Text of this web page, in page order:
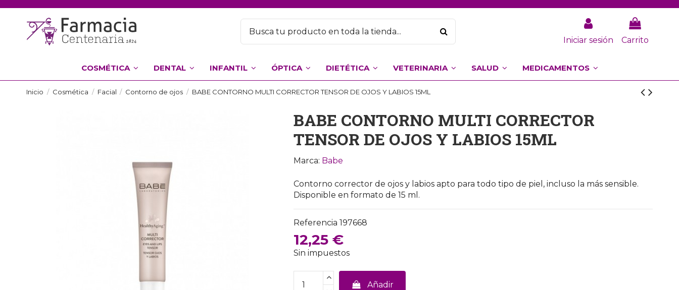
Iniciar sesión Carrito
COSMÉTICA DENTAL INFANTIL ÓPTICA DIETÉTICA VETERINARIA SALUD MEDICAMENTOS
Inicio Cosmética Facial Contorno de ojos BABE CONTORNO MULTI CORRECTOR TENSOR DE OJOS Y LABIOS 15ML
BABE CONTORNO MULTI CORRECTOR
TENSOR DE OJOS Y LABIOS 15ML
Marca: Babe
Contorno corrector de ojos y labios apto para todo tipo de piel, incluso la más sensible.
Disponible en formato de 15 ml.
Referencia 197668
12,25 €
Sin impuestos
Añadir